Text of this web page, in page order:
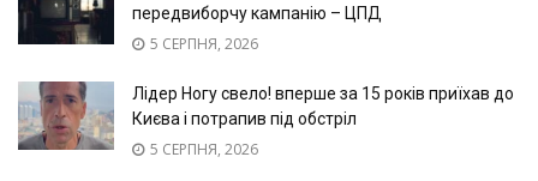
передвиборчу кампанію – ЦПД
5 СЕРПНЯ, 2026
Лідер Ногу свело! вперше за 15 років приїхав до
Києва і потрапив під обстріл
5 СЕРПНЯ, 2026